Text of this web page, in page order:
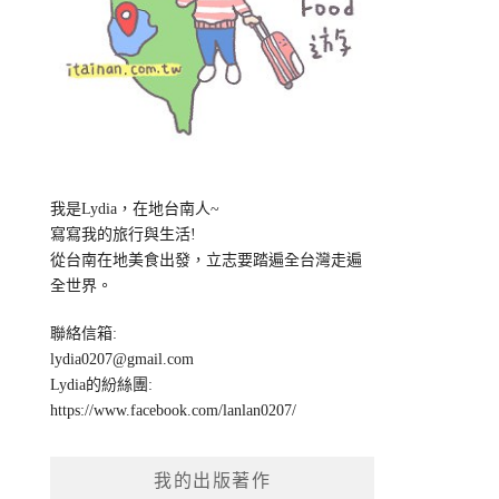
我是Lydia，在地台南人~
寫寫我的旅行與生活!
從台南在地美食出發，立志要踏遍全台灣走遍
全世界。
聯絡信箱:
lydia0207@gmail.com
Lydia的紛絲團:
https://www.facebook.com/lanlan0207/
我的出版著作